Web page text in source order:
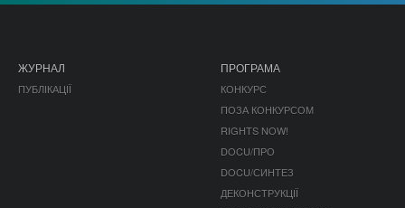
ЖУРНАЛ
ПУБЛІКАЦІЇ
ПРОГРАМА
КОНКУРС
ПОЗА КОНКУРСОМ
RIGHTS NOW!
DOCU/ПРО
DOCU/СИНТЕЗ
ДЕКОНСТРУКЦІЇ